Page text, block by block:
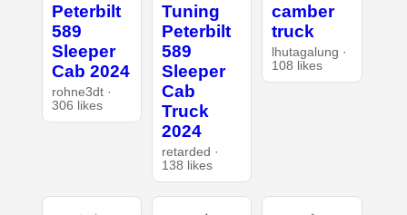
Peterbilt
589
Sleeper
Cab 2024
rohne3dt ·
306 likes
Tuning
Peterbilt
589
Sleeper
Cab
Truck
2024
retarded ·
138 likes
camber
truck
lhutagalung ·
108 likes